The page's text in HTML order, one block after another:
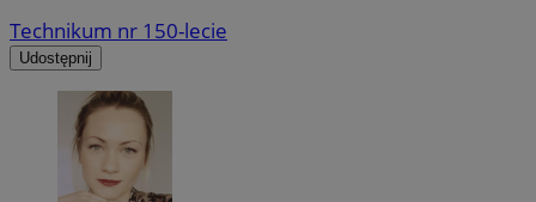
Technikum nr 1 50-lecie
Udostępnij